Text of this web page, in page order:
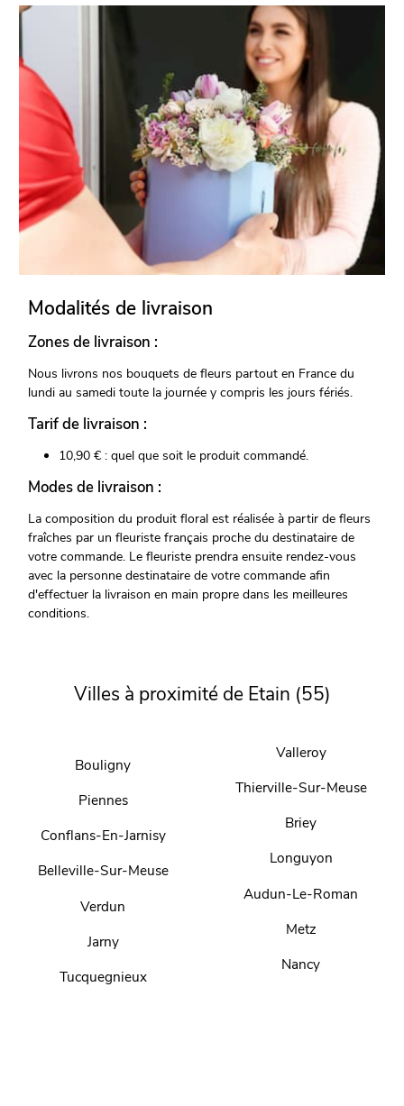
Modalités de livraison
Zones de livraison :
Nous livrons nos bouquets de fleurs partout en France du
lundi au samedi toute la journée y compris les jours fériés.
Tarif de livraison :
10,90 € : quel que soit le produit commandé.
Modes de livraison :
La composition du produit floral est réalisée à partir de fleurs
fraîches par un fleuriste français proche du destinataire de
votre commande. Le fleuriste prendra ensuite rendez-vous
avec la personne destinataire de votre commande afin
d'effectuer la livraison en main propre dans les meilleures
conditions.
Villes à proximité de Etain (55)
Bouligny
Piennes
Conflans-En-Jarnisy
Belleville-Sur-Meuse
Verdun
Jarny
Tucquegnieux
Valleroy
Thierville-Sur-Meuse
Briey
Longuyon
Audun-Le-Roman
Metz
Nancy